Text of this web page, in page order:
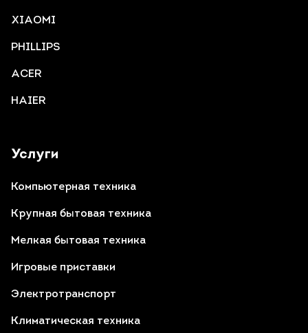
Услуги
Компьютерная техника
Крупная бытовая техника
Мелкая бытовая техника
Игровые приставки
Электротранспорт
Климатическая техника
XIAOMI
PHILLIPS
ACER
HAIER